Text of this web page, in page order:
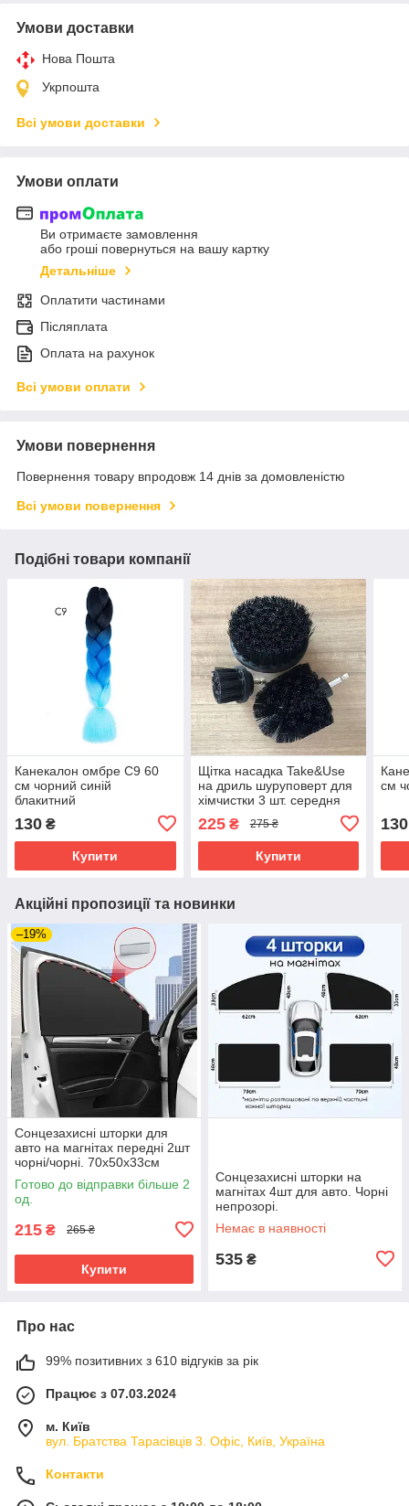
Умови доставки
Нова Пошта
Укрпошта
Всі умови доставки
Умови оплати
Ви отримаєте замовлення
або гроші повернуться на вашу картку
Детальніше
Оплатити частинами
Післяплата
Оплата на рахунок
Всі умови оплати
Умови повернення
Повернення товару впродовж 14 днів за домовленістю
Всі умови повернення
Подібні товари компанії
Канекалон омбре C9 60
см чорний синій
блакитний
130 ₴
Купити
Щітка насадка Take&Use
на дриль шуруповерт для
хімчистки 3 шт. середня
225₴ 275 ₴
Купити
см
130
Акційні пропозиції та новинки
–19%
Сонцезахисні шторки для
авто на магнітах передні 2шт
чорні/чорні. 70х50х33см
Готово до відправки більше 2
од.
215 ₴ 265 ₴
Купити
Сонцезахисні шторки на
магнітах 4шт для авто. Чорні
непрозорі.
Немає в наявності
535 ₴
Про нас
99% позитивних з 610 відгуків за рік
Працює з 07.03.2024
м. Київ
вул. Братства Тарасівців 3. Офіс, Київ, Україна
Контакти